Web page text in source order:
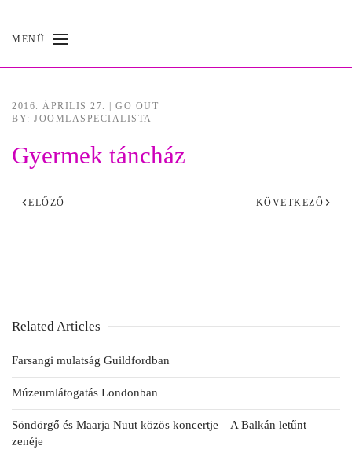
Skip
MENÜ
2016. ÁPRILIS 27.
GO OUT
BY: JOOMLASPECIALISTA
Gyermek táncház
ELŐZŐ KÖVETKEZŐ
Related Articles
Farsangi mulatság Guildfordban
Múzeumlátogatás Londonban
Söndörgő és Maarja Nuut közös koncertje – A Balkán letűnt
zenéje